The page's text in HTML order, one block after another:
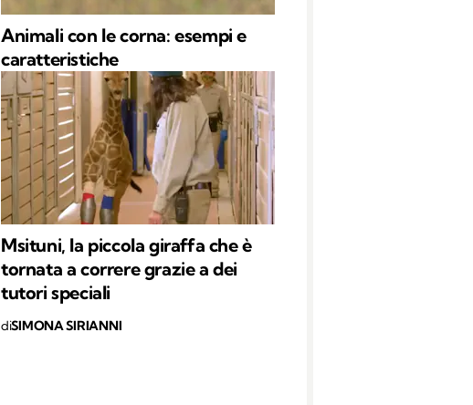
Animali con le corna: esempi e
caratteristiche
Msituni, la piccola giraffa che è
tornata a correre grazie a dei
tutori speciali
diSIMONA SIRIANNI